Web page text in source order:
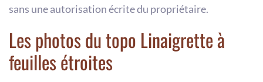
sans une autorisation écrite du propriétaire.
Les photos du topo Linaigrette à
feuilles étroites